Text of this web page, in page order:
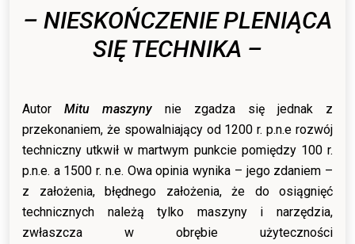
– NIESKOŃCZENIE PLENIĄCA
SIĘ TECHNIKA –
Autor Mitu maszyny nie zgadza się jednak z
przekonaniem, że spowalniający od 1200 r. p.n.e rozwój
techniczny utkwił w martwym punkcie pomiędzy 100 r.
p.n.e. a 1500 r. n.e. Owa opinia wynika – jego zdaniem –
z założenia, błędnego założenia, że do osiągnięć
technicznych należą tylko maszyny i narzędzia,
zwłaszcza w obrębie użyteczności